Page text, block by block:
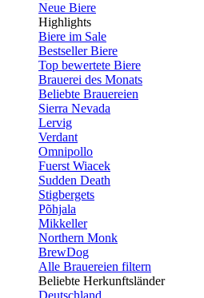
Neue Biere
Highlights
Biere im Sale
Bestseller Biere
Top bewertete Biere
Brauerei des Monats
Beliebte Brauereien
Sierra Nevada
Lervig
Verdant
Omnipollo
Fuerst Wiacek
Sudden Death
Stigbergets
Põhjala
Mikkeller
Northern Monk
BrewDog
Alle Brauereien filtern
Beliebte Herkunftsländer